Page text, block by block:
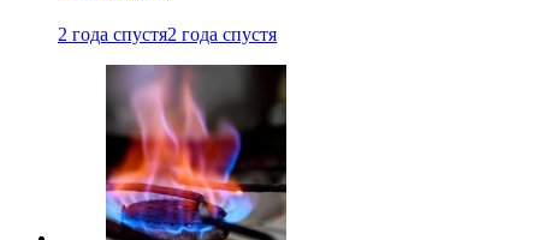
2 года спустя2 года спустя